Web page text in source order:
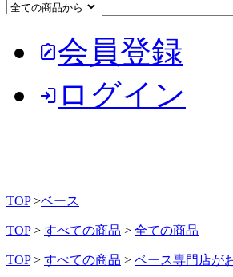
note_alt会員登録
login ログイン
TOP >ベース
TOP > すべての商品 > 全ての商品
TOP > すべての商品 > ベース専門店が